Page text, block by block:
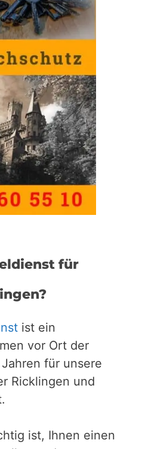
für
ist ein
vor Ort der
für unsere
Ricklingen und
ist, Ihnen einen